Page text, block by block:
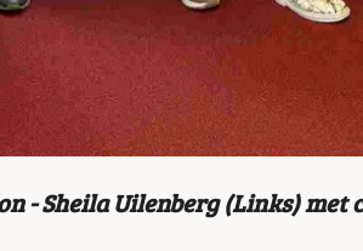
- Sheila Uilenberg (Links)